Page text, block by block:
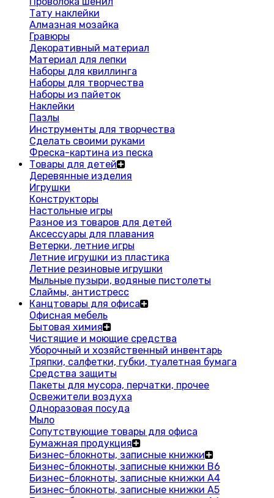
Тату наклейки
Алмазная мозайка
Гравюры
Декоративный материал
Материал для лепки
Наборы для квиллинга
Наборы для творчества
Наборы из пайеток
Наклейки
Пазлы
Инструменты для творчества
Сделать своими руками
Фреска-картина из песка
Товары для детей
Деревянные изделия
Игрушки
Конструкторы
Настольные игры
Разное из товаров для детей
Аксессуары для плавания
Ветерки, летние игры
Летние игрушки из пластика
Летние резиновые игрушки
Мыльные пузыри, водяные пистолеты
Слаймы, антистресс
Канцтовары для офиса
Офисная мебель
Бытовая химия
Чистящие и моющие средства
Уборочный и хозяйственный инвентарь
Тряпки, салфетки, губки, туалетная бумага
Средства защиты
Пакеты для мусора, перчатки, прочее
Освежители воздуха
Одноразовая посуда
Мыло
Сопутствующие товары для офиса
Бумажная продукция
Бизнес-блокноты, записные книжки
Бизнес-блокноты, записные книжки В6
Бизнес-блокноты, записные книжки A4
Бизнес-блокноты, записные книжки А5